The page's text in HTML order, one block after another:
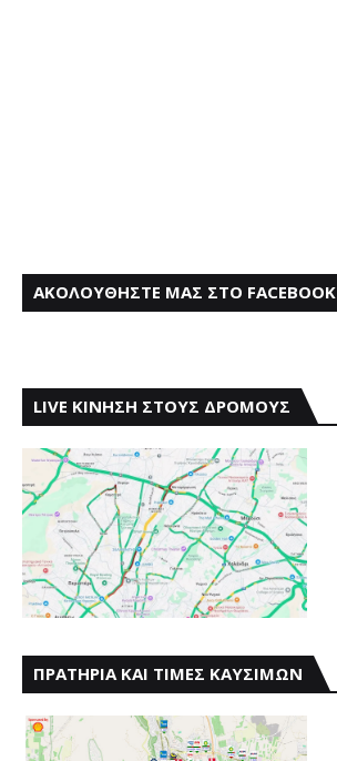
ΑΚΟΛΟΥΘΗΣΤΕ ΜΑΣ ΣΤΟ FACEBOOK
LIVE ΚΙΝΗΣΗ ΣΤΟΥΣ ΔΡΟΜΟΥΣ
ΠΡΑΤΗΡΙΑ ΚΑΙ ΤΙΜΕΣ ΚΑΥΣΙΜΩΝ